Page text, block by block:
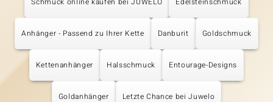
Anhänger - Passend zu Ihrer Kette Danburit Goldschmuck
Kettenanhänger Halsschmuck Entourage-Designs
Goldanhänger Letzte Chance bei Juwelo